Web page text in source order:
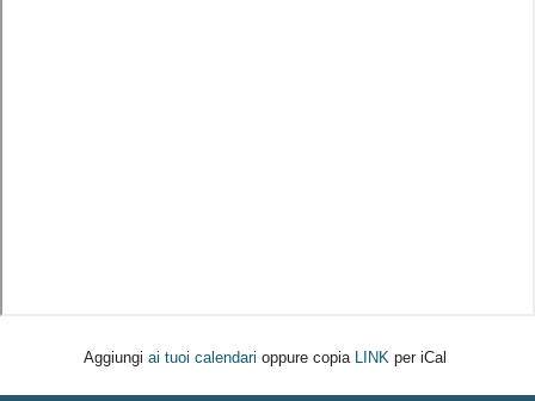
Aggiungi ai tuoi calendari oppure copia LINK per iCal